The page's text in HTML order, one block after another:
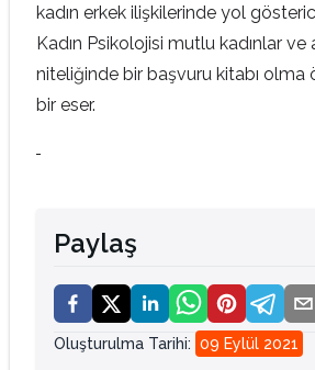
kadın erkek ilişkilerinde yol
Kadın Psikolojisi mutlu kadınlar ve
niteliğinde bir başvuru kitabı olma
bir eser.
Paylaş
Oluşturulma Tarihi: 09 Eylül 2021